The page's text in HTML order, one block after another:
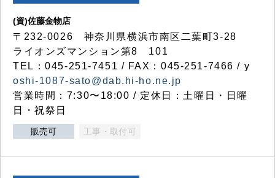
(資)佐藤金物店
〒232-0026 神奈川県横浜市南区二葉町3-28
ライオンズマンション第8 101
TEL：045-251-7451 / FAX：045-251-7466 / y
oshi-1087-sato@dab.hi-ho.ne.jp
営業時間：7:30〜18:00 / 定休日：土曜日・日曜
日・祝祭日
販売可 工事・取付可